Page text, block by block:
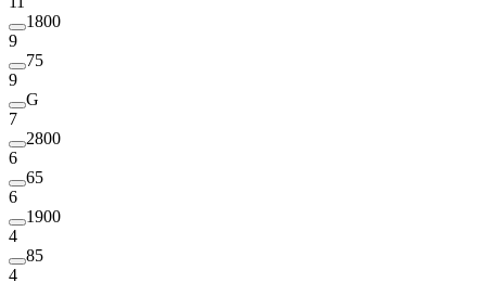
1800
9
75
9
G
7
2800
6
65
6
1900
4
85
4